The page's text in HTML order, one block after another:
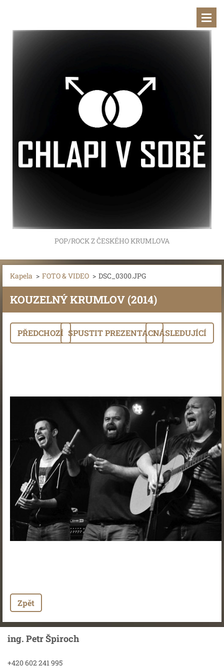
POP/ROCK Z ČESKÉHO KRUMLOVA
Kapela > FOTO & VIDEO > DSC_0300.JPG
KOUZELNÝ KRUMLOV (2014)
PŘEDCHOZÍ SPUSTIT PREZENTACINÁSLEDUJÍCÍ
Zpět
ing. Petr Špiroch
+420 602 241 995